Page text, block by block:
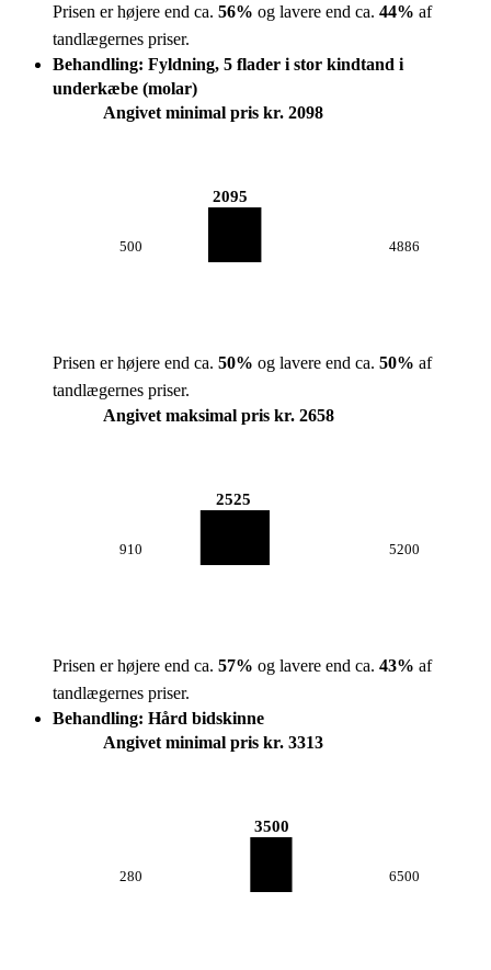
Prisen er højere end ca. 56% og lavere end ca. 44% af
tandlægernes priser.
Behandling: Fyldning, 5 flader i stor kindtand i
underkæbe (molar)
Angivet minimal pris kr. 2098
500
2095
4886
Prisen er højere end ca. 50% og lavere end ca. 50% af
tandlægernes priser.
Angivet maksimal pris kr. 2658
910
2525
5200
Prisen er højere end ca. 57% og lavere end ca. 43% af
tandlægernes priser.
Behandling: Hård bidskinne
Angivet minimal pris kr. 3313
280
3500
6500